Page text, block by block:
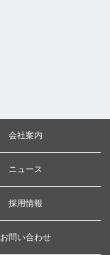
会社案内
ニュース
採用情報
お問い合わせ